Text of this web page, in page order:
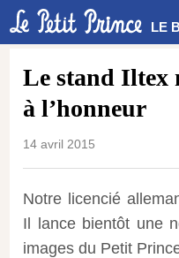
LE
Le stand Iltex
à l’honneur
14 avril 2015
Notre licencié
Il lance bientôt une
images du Petit